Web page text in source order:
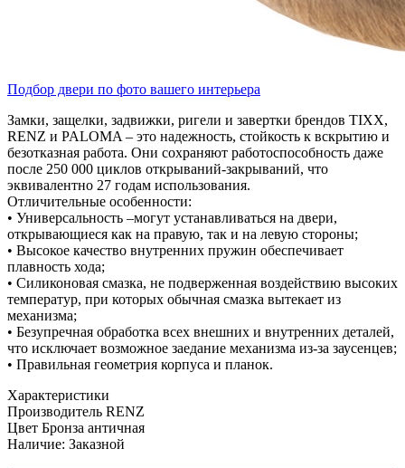
Подбор двери по фото вашего интерьера
Замки, защелки, задвижки, ригели и завертки брендов TIXX,
RENZ и PALOMA – это надежность, стойкость к вскрытию и
безотказная работа. Они сохраняют работоспособность даже
после 250 000 циклов открываний-закрываний, что
эквивалентно 27 годам использования.
Отличительные особенности:
• Универсальность –могут устанавливаться на двери,
открывающиеся как на правую, так и на левую стороны;
• Высокое качество внутренних пружин обеспечивает
плавность хода;
• Силиконовая смазка, не подверженная воздействию высоких
температур, при которых обычная смазка вытекает из
механизма;
• Безупречная обработка всех внешних и внутренних деталей,
что исключает возможное заедание механизма из-за заусенцев;
• Правильная геометрия корпуса и планок.
Характеристики
Производитель RENZ
Цвет Бронза античная
Наличие: Заказной